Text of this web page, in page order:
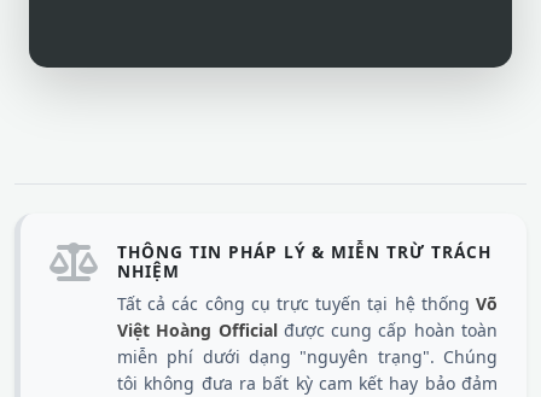
THÔNG TIN PHÁP LÝ & MIỄN TRỪ TRÁCH
NHIỆM
Tất cả các công cụ trực tuyến tại hệ thống Võ
Việt Hoàng Officialđược cung cấp hoàn toàn
miễn phí dưới dạng "nguyên trạng". Chúng
tôi không đưa ra bất kỳ cam kết hay bảo đảm